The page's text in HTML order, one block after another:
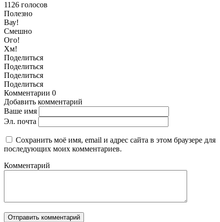
1126 голосов
Полезно
Вау!
Смешно
Ого!
Хм!
Поделиться
Поделиться
Поделиться
Поделиться
Комментарии 0
Добавить комментарий
Ваше имя
Эл. почта
Сохранить моё имя, email и адрес сайта в этом браузере для
последующих моих комментариев.
Комментарий